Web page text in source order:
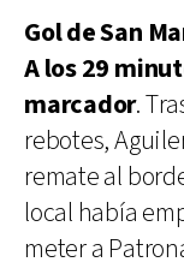
Gol de San
A los 29
marcador.
rebotes,
remate al
local había
meter a